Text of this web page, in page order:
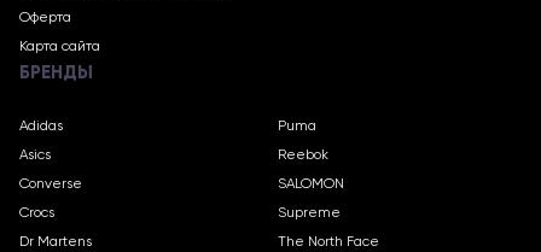
Оферта
Карта сайта
БРЕНДЫ
Adidas
Asics
Converse
Crocs
Dr Martens
Puma
Reebok
SALOMON
Supreme
The North Face